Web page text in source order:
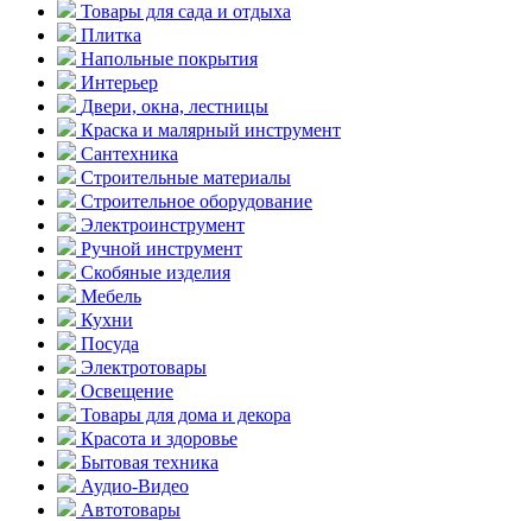
Товары для сада и отдыха
Плитка
Напольные покрытия
Интерьер
Двери, окна, лестницы
Краска и малярный инструмент
Сантехника
Строительные материалы
Строительное оборудование
Электроинструмент
Ручной инструмент
Скобяные изделия
Мебель
Кухни
Посуда
Электротовары
Освещение
Товары для дома и декора
Красота и здоровье
Бытовая техника
Аудио-Видео
Автотовары